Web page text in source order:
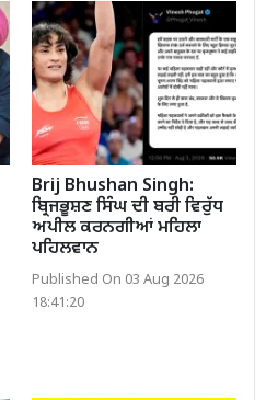
Brij Bhushan Singh:
ਬ੍ਰਿਜਭੂਸ਼ਣ ਸਿੰਘ ਦੀ ਬਰੀ ਵਿਰੁੱਧ
ਅਪੀਲ ਕਰਨਗੀਆਂ ਮਹਿਲਾ
ਪਹਿਲਵਾਨ
Published On 03 Aug 2026
18:41:20